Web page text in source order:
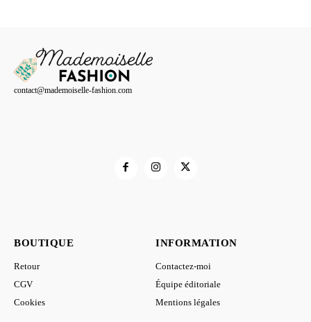
21,00 €
contact@mademoiselle-fashion.com
BOUTIQUE
Retour
CGV
Cookies
INFORMATION
Contactez-moi
Équipe éditoriale
Mentions légales